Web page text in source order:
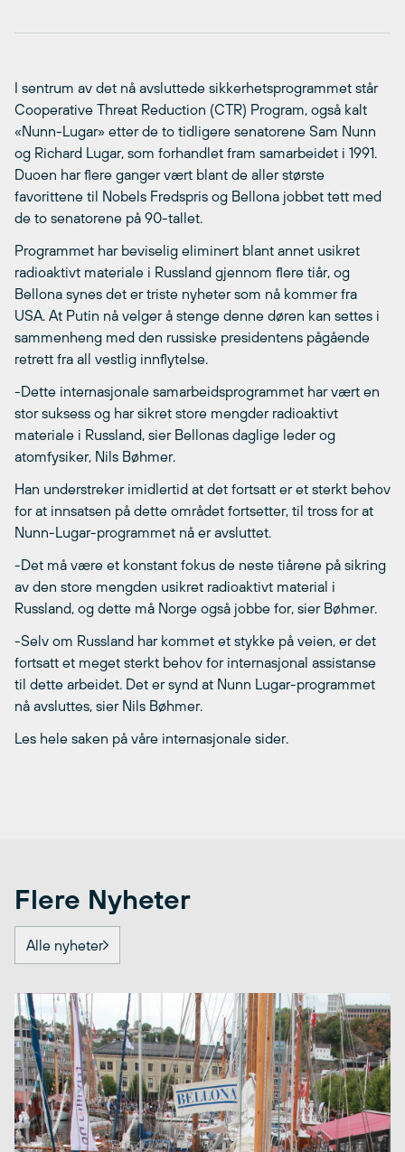
I sentrum av det nå avsluttede sikkerhetsprogrammet står
Cooperative Threat Reduction (CTR) Program, også kalt
«Nunn-Lugar» etter de to tidligere senatorene Sam Nunn
og Richard Lugar, som forhandlet fram samarbeidet i 1991.
Duoen har flere ganger vært blant de aller største
favorittene til Nobels Fredspris og Bellona jobbet tett med
de to senatorene på 90-tallet.
Programmet har beviselig eliminert blant annet usikret
radioaktivt materiale i Russland gjennom flere tiår, og
Bellona synes det er triste nyheter som nå kommer fra
USA. At Putin nå velger å stenge denne døren kan settes i
sammenheng med den russiske presidentens pågående
retrett fra all vestlig innflytelse.
-Dette internasjonale samarbeidsprogrammet har vært en
stor suksess og har sikret store mengder radioaktivt
materiale i Russland, sier Bellonas daglige leder og
atomfysiker, Nils Bøhmer.
Han understreker imidlertid at det fortsatt er et sterkt behov
for at innsatsen på dette området fortsetter, til tross for at
Nunn-Lugar-programmet nå er avsluttet.
-Det må være et konstant fokus de neste tiårene på sikring
av den store mengden usikret radioaktivt material i
Russland, og dette må Norge også jobbe for, sier Bøhmer.
-Selv om Russland har kommet et stykke på veien, er det
fortsatt et meget sterkt behov for internasjonal assistanse
til dette arbeidet. Det er synd at Nunn Lugar-programmet
nå avsluttes, sier Nils Bøhmer.
Les hele saken på våre internasjonale sider.
Flere Nyheter
Alle nyheter